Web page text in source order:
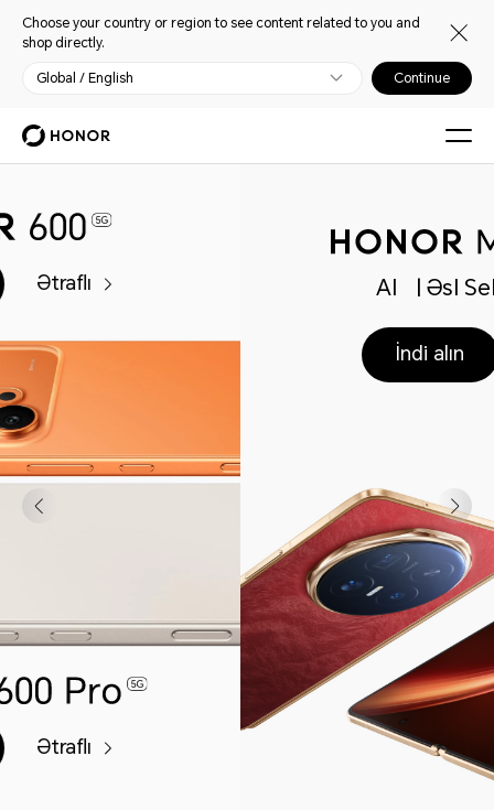
Choose your country or region to see content related to you and
shop directly.
Global / English Continue